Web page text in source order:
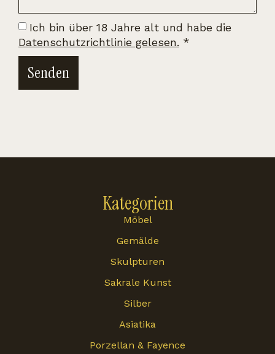
Ich bin über 18 Jahre alt und habe die
Datenschutzrichtlinie gelesen. *
Senden
Kategorien
Möbel
Gemälde
Skulpturen
Sakrale Kunst
Silber
Asiatika
Porzellan & Fayence